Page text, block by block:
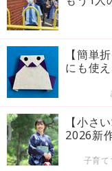
【簡単
にも使
【小さ
2026新
子育